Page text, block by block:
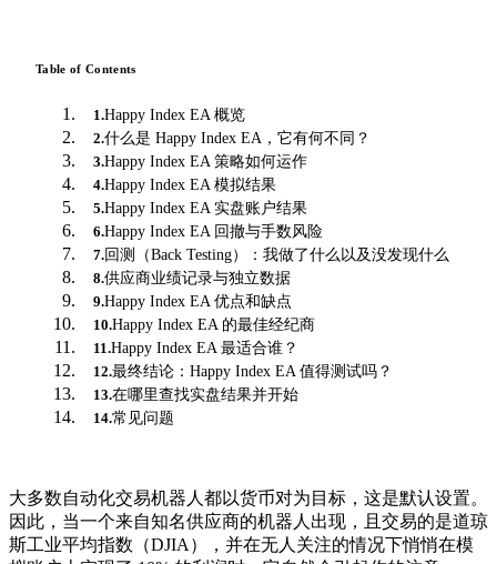
Table of Contents
1.Happy Index EA 概览
2.什么是 Happy Index EA，它有何不同？
3.Happy Index EA 策略如何运作
4.Happy Index EA 模拟结果
5.Happy Index EA 实盘账户结果
6.Happy Index EA 回撤与手数风险
7. 回测（Back Testing）：我做了什么以及没发现什么
8.供应商业绩记录与独立数据
9.Happy Index EA 优点和缺点
10.Happy Index EA 的最佳经纪商
11.Happy Index EA 最适合谁？
12.最终结论：Happy Index EA 值得测试吗？
13.在哪里查找实盘结果并开始
14.常见问题
大多数自动化交易机器人都以货币对为目标，这是默认设置。
因此，当一个来自知名供应商的机器人出现，且交易的是道琼
斯工业平均指数（DJIA），并在无人关注的情况下悄悄在模